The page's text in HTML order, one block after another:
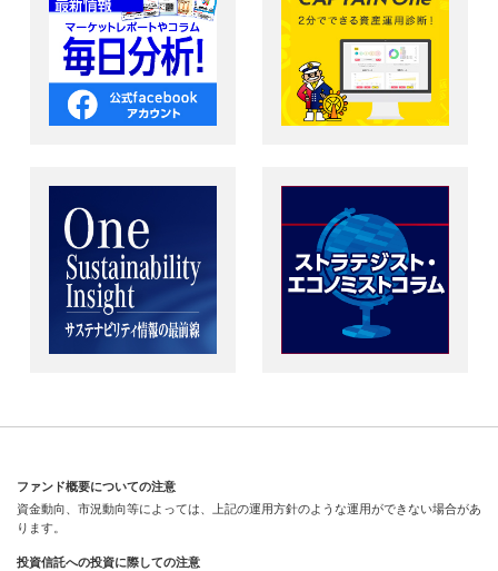
ファンド概要についての注意
資金動向、市況動向等によっては、上記の運用方針のような運用ができない場合があ
ります。
投資信託への投資に際しての注意